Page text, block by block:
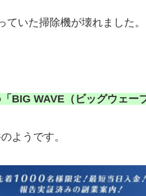
ていた掃除機が壊れました。
「BIG WAVE（ビッグウェー
ようです。